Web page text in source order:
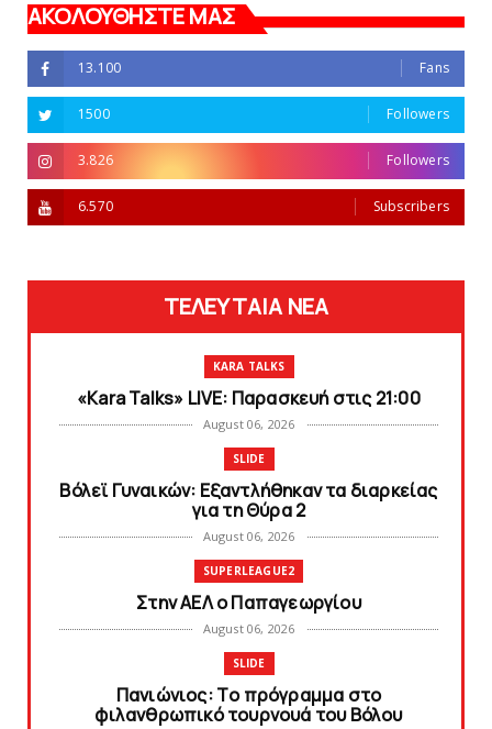
ΑΚΟΛΟΥΘΗΣΤΕ ΜΑΣ
13.100 Fans
1500 Followers
3.826 Followers
6.570 Subscribers
ΤΕΛΕΥΤΑΙΑ ΝΕΑ
KARA TALKS
«Kara Talks» LIVE: Παρασκευή στις 21:00
August 06, 2026
SLIDE
Bόλεϊ Γυναικών: Εξαντλήθηκαν τα διαρκείας
για τη Θύρα 2
August 06, 2026
SUPERLEAGUE2
Στην AEΛ ο Παπαγεωργίου
August 06, 2026
SLIDE
Πανιώνιoς: Tο πρόγραμμα στο
φιλανθρωπικό τουρνουά του Bόλου